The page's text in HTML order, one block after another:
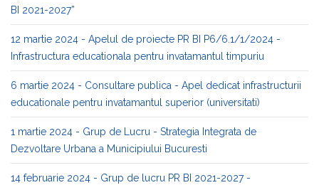
BI 2021-2027”
12 martie 2024 - Apelul de proiecte PR BI P6/6.1/1/2024 -
Infrastructura educationala pentru invatamantul timpuriu
6 martie 2024 - Consultare publica - Apel dedicat infrastructurii
educationale pentru invatamantul superior (universitati)
1 martie 2024 - Grup de Lucru - Strategia Integrata de
Dezvoltare Urbana a Municipiului Bucuresti
14 februarie 2024 - Grup de lucru PR BI 2021-2027 -